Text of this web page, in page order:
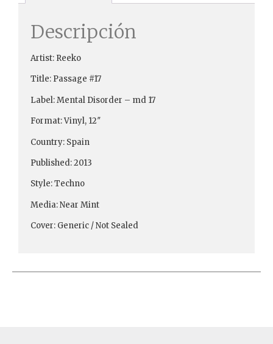
Descripción
Artist: Reeko
Title: Passage #17
Label: Mental Disorder ‎– md 17
Format: Vinyl, 12″
Country: Spain
Published: 2013
Style: Techno
Media: Near Mint
Cover: Generic / Not Sealed